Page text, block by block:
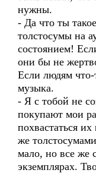
нужны.
- Да что ты
толстосумы на
состоянием!
они бы не
Если людям
музыка.
- Я с тобой не
покупают мои
похвастаться
же
мало, но все же
экземплярах.